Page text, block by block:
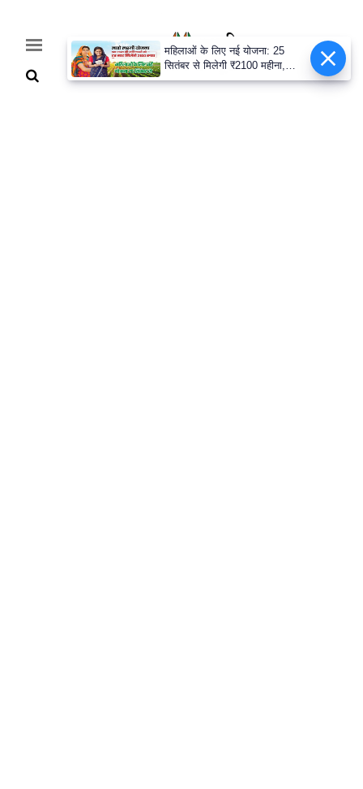
महिलाओं के लिए नई योजना: 25
सितंबर से मिलेगी ₹2100 महीना,
जानिए पूरी डिटेल